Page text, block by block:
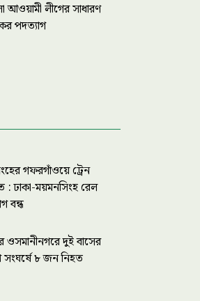
লীগের সাধারণ
পদত্যাগ
গফরগাঁওয়ে ট্রেন
: ঢাকা-ময়মনসিংহ রেল
বন্ধ
ওসমানীনগরে দুই বাসের
সংঘর্ষে ৮ জন নিহত